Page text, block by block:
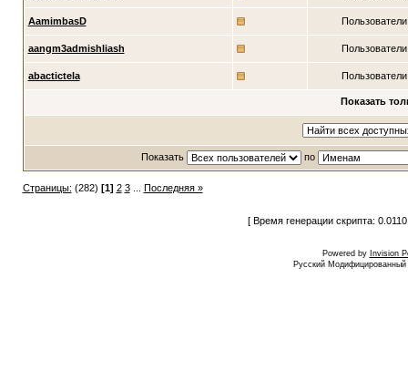
AamimbasD Пользователи
aangm3admishliash Пользователи
abactictela Пользователи
Показать
Показать по
Страницы: (282) [1] 2 3... Последняя »
[ Время генерации скрипта:
Powered by Invision
Русский